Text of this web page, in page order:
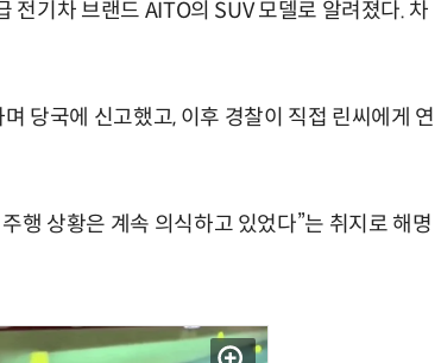
전기차 브랜드 AITO의 SUV 모델로 알려졌다. 차
당국에 신고했고, 이후 경찰이 직접 린씨에게 연
행 상황은 계속 의식하고 있었다”는 취지로 해명